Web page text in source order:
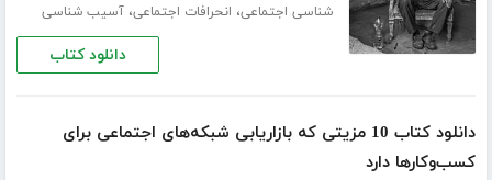
شناسی اجتماعی، انحرافات اجتماعی،آسیب شناسی
دانلود کتاب
دانلود کتاب 10 مزیتی که بازاریابی شبکه‌های اجتماعی برای
کسب‌و‌کارها دارد